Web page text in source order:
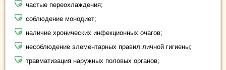
частые переохлаждения;
соблюдение монодиет;
наличие хронических инфекционных очагов;
несоблюдение элементарных правил личной гигиены;
травматизация наружных половых органов;